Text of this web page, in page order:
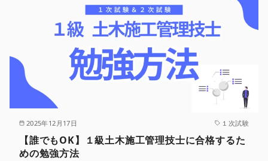
2025年12月17日 １次試験
【誰でもOK】１級土木施工管理技士に合格するた
めの勉強方法